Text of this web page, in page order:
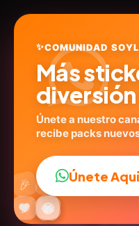
🍂
16stickers
😎
😂
🔥
💬
❤️ ✨
🤩
😜
🎉 👍
✨COMUNIDAD
Más
diversión
Únete a nuestro
recibe packs
Únete